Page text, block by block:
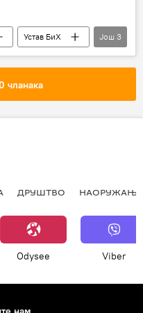
Устав БиХ
Још 3
чланака
ДРУШТВО НАОРУЖАЊЕ
Odysee Viber